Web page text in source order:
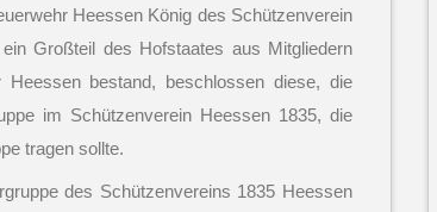
Heessen König des Schützenverein
Großteil des Hofstaates aus Mitgliedern
Heessen bestand, beschlossen diese, die
im Schützenverein Heessen 1835, die
tragen sollte.
des Schützenvereins 1835 Heessen